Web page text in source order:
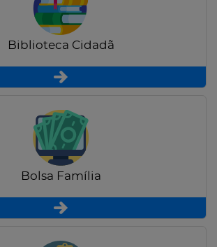
Biblioteca Cidadã
Bolsa Família